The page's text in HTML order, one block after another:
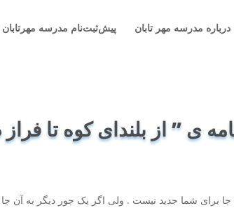
درباره مدرسه مهر تابان پیش‌ثبت‌نام مدرسه مهرتابان (۱۴۰۶-
ی ” از بلندای کوه تا فراز
جا برای شما جدید نیست . ولی اگر یک جور دیگر به آن